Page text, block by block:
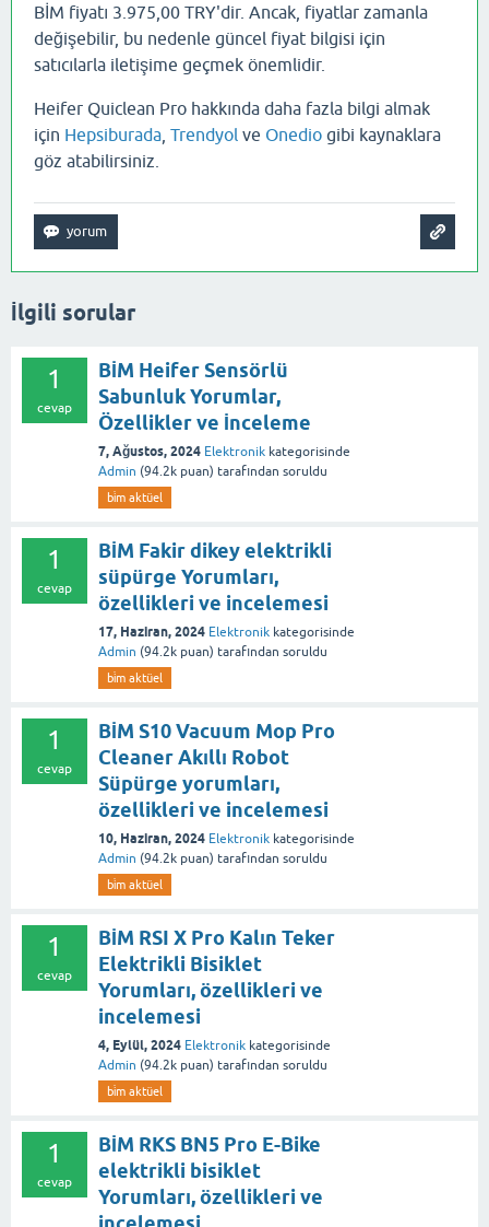
BİM fiyatı 3.975,00 TRY'dir. Ancak, fiyatlar zamanla
değişebilir, bu nedenle güncel fiyat bilgisi için
satıcılarla iletişime geçmek önemlidir.
Heifer Quiclean Pro hakkında daha fazla bilgi almak
için Hepsiburada Trendyol ve Onedio gibi kaynaklara
göz atabilirsiniz.
İlgili sorular
1
cevap
BİM Heifer Sensörlü
Sabunluk Yorumlar,
Özellikler ve İnceleme
7, Ağustos, 2024 Elektronik kategorisinde
Admin (94.2k puan) tarafından soruldu
bi̇m aktüel
1
cevap
BİM Fakir dikey elektrikli
süpürge Yorumları,
özellikleri ve incelemesi
17, Haziran, 2024 Elektronik kategorisinde
Admin (94.2k puan) tarafından soruldu
bi̇m aktüel
1
cevap
BİM S10 Vacuum Mop Pro
Cleaner Akıllı Robot
Süpürge yorumları,
özellikleri ve incelemesi
10, Haziran, 2024 Elektronik kategorisinde
Admin (94.2k puan) tarafından soruldu
bi̇m aktüel
1
cevap
BİM RSI X Pro Kalın Teker
Elektrikli Bisiklet
Yorumları, özellikleri ve
incelemesi
4, Eylül, 2024 Elektronik kategorisinde
Admin (94.2k puan) tarafından soruldu
bi̇m aktüel
1
cevap
BİM RKS BN5 Pro E-Bike
elektrikli bisiklet
Yorumları, özellikleri ve